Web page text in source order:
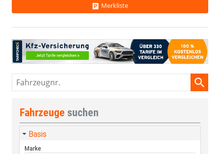
Merkliste
Fahrzeugnr.
Fahrzeuge suchen
Basis
Marke